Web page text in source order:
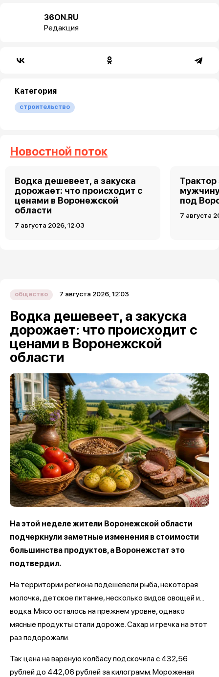
36ON.RU
Редакция
Категория
строительство
Новостной поток
Водка дешевеет, а закуска
дорожает: что происходит с
ценами в Воронежской
области
7 августа 2026, 12:03
под
7 августа
общество 7 августа 2026, 12:03
Водка дешевеет, а закуска
дорожает: что происходит с
ценами в Воронежской
области
На этой неделе жители Воронежской области
подчеркнули заметные изменения в стоимости
большинства продуктов, а Воронежстат это
подтвердил.
На территории региона подешевели рыба, некоторая
молочка, детское питание, несколько видов овощей и...
водка. Мясо осталось на прежнем уровне, однако
мясные продукты стали дороже. Сахар и гречка на этот
раз подорожали.
Так цена на вареную колбасу подскочила с 432,56
рублей до 442,06 рублей за килограмм. Мороженая